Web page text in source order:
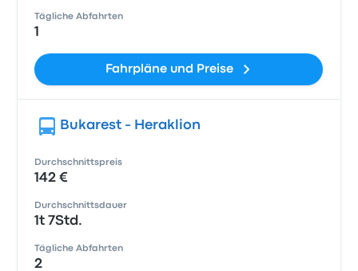
Tägliche Abfahrten
1
Fahrpläne und Preise
Bukarest - Heraklion
Durchschnittspreis
142 €
Durchschnittsdauer
1t 7Std.
Tägliche Abfahrten
2